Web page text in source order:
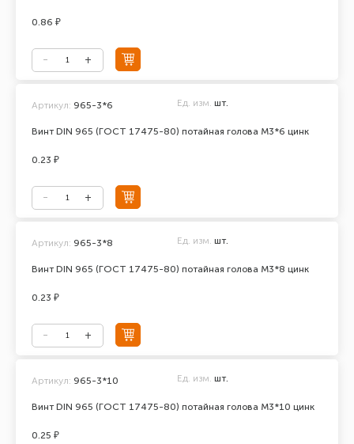
0.86 ₽
Винт DIN 965 (ГОСТ 17475-80) потайная голова М3*6 цинк
Артикул: 965-3*6 Ед. изм. шт.
0.23 ₽
Винт DIN 965 (ГОСТ 17475-80) потайная голова М3*8 цинк
Артикул: 965-3*8 Ед. изм. шт.
0.23 ₽
Винт DIN 965 (ГОСТ 17475-80) потайная голова М3*10 цинк
Артикул: 965-3*10 Ед. изм. шт.
0.25 ₽